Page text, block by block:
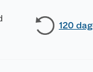
120